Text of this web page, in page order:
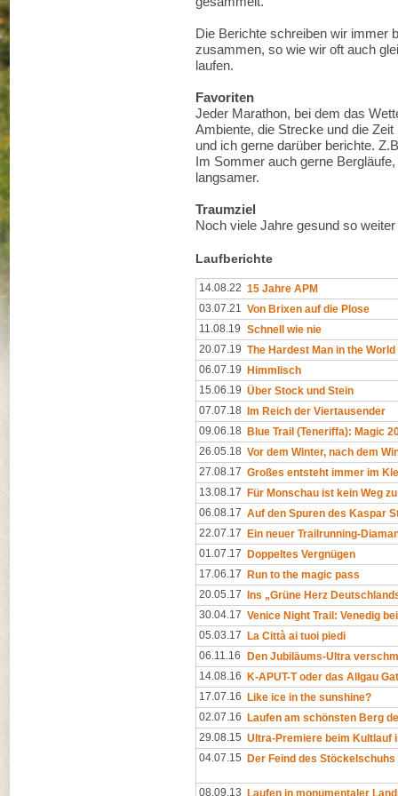
Die Berichte schreiben wir immer
zusammen, so wie wir oft auch
laufen.
Favoriten
Jeder Marathon, bei dem das
Ambiente, die Strecke und die Zeit
und ich gerne darüber berichte.
Im Sommer auch gerne Bergläufe,
langsamer.
Traumziel
Noch viele Jahre gesund so
Laufberichte
14.08.22 15 Jahre APM
03.07.21 Von Brixen auf die Plose
11.08.19 Schnell wie nie
20.07.19 The Hardest Man in the World
06.07.19
Himmlisch
15.06.19 Über Stock und Stein
07.07.18
Im Reich der Viertausender
09.06.18
Blue Trail (Teneriffa): Magic
26.05.18 Vor dem Winter, nach dem
27.08.17 Großes entsteht immer im
13.08.17
Für Monschau ist kein Weg
06.08.17 Auf den Spuren des Kaspar
22.07.17
Ein neuer Trailrunning-
01.07.17
Doppeltes Vergnügen
17.06.17
Run to the magic pass
20.05.17
Ins „Grüne Herz
30.04.17 Venice Night Trail: Venedig
05.03.17
La Città ai tuoi piedi
06.11.16
Den Jubiläums-Ultra
14.08.16
K-APUT-T oder das Allgau
17.07.16
Like ice in the sunshine?
02.07.16
Laufen am schönsten Berg
29.08.15 Ultra-Premiere beim Kultlauf
04.07.15
Der Feind des Stöckelschuhs
08.09.13 Laufen in monumentaler